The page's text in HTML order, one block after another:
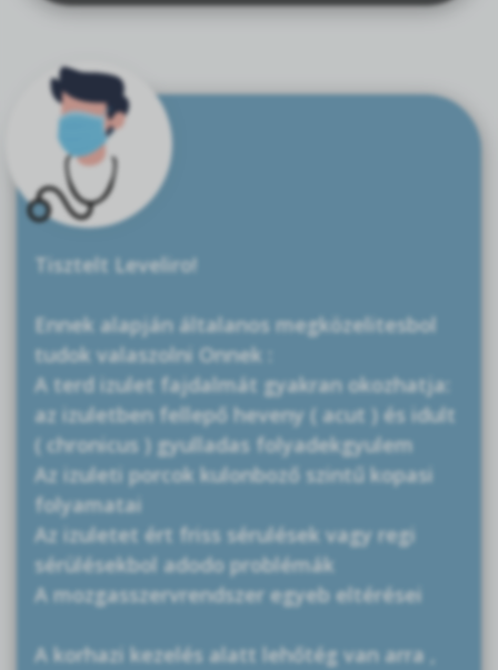
Tisztelt Leveliro!
Ennek alapján általanos megközelitesbol
tudok valaszolni Onnek :
A terd izulet fajdalmát gyakran okozhatja:
az izuletben fellepő heveny ( acut ) és idult
( chronicus ) gyulladas folyadekgyulem
Az izuleti porcok kulonboző szintű kopasi
folyamatai
Az izuletet ért friss sérulések vagy regi
sérülésekbol adodo problémák
A mozgasszervrendszer egyeb eltérései
A korhazi kezelés alatt lehőtég van arra ,